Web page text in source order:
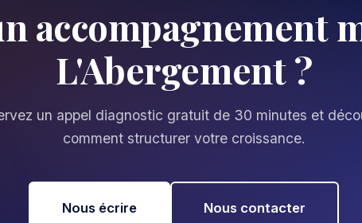
accompagnement
L'Abergement ?
un appel diagnostic gratuit de 30 minutes et
comment structurer votre croissance.
Nous écrire Nous contacter